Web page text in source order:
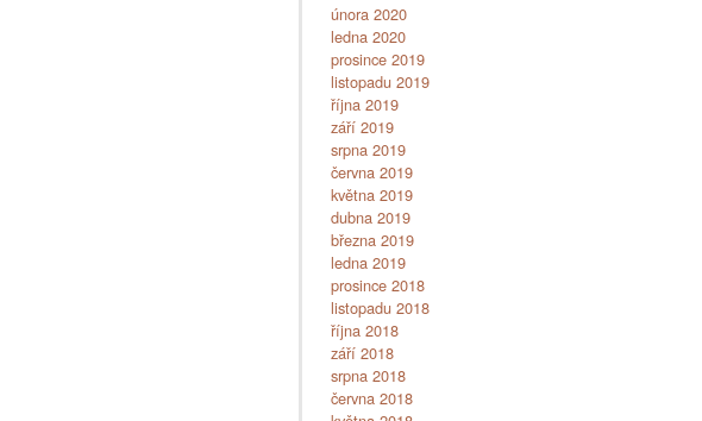
února 2020
ledna 2020
prosince 2019
listopadu 2019
října 2019
září 2019
srpna 2019
června 2019
května 2019
dubna 2019
března 2019
ledna 2019
prosince 2018
listopadu 2018
října 2018
září 2018
srpna 2018
června 2018